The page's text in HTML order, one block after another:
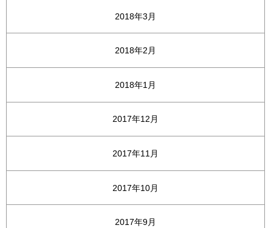
2018年3月
2018年2月
2018年1月
2017年12月
2017年11月
2017年10月
2017年9月